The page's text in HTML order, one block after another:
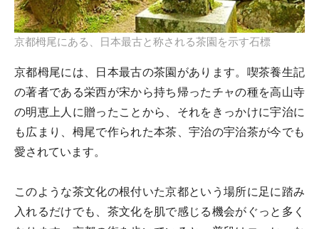
京都栂尾にある、日本最古と称される茶園を示す石標
京都栂尾には、日本最古の茶園があります。喫茶養生記
の著者である栄西が宋から持ち帰ったチャの種を高山寺
の明恵上人に贈ったことから、それをきっかけに宇治に
も広まり、栂尾で作られた本茶、宇治の宇治茶が今でも
愛されています。
このような茶文化の根付いた京都という場所に足に踏み
入れるだけでも、茶文化を肌で感じる機会がぐっと多く